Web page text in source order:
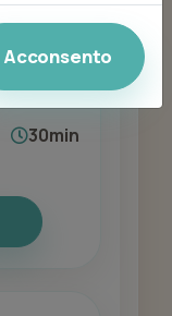
30min
Acconsento